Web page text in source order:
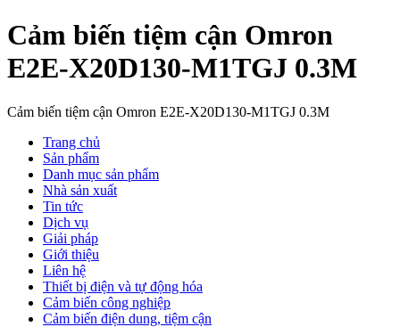
Cảm biến tiệm cận Omron
E2E-X20D130-M1TGJ 0.3M
Cảm biến tiệm cận Omron E2E-X20D130-M1TGJ 0.3M
Trang chủ
Sản phẩm
Danh mục sản phẩm
Nhà sản xuất
Tin tức
Dịch vụ
Giải pháp
Giới thiệu
Liên hệ
Thiết bị điện và tự động hóa
Cảm biến công nghiệp
Cảm biến điện dung, tiệm cận